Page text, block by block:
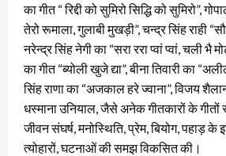
का गीत “ रिद्दी को सुमिरो सिद्धि को सुमिरो”,
तेरो रूमाला, गुलाबी मुखड़ी”, चन्द्र सिंह राही
नरेन्द्र सिंह नेगी का “सरा ररा प्वां प्वां, चली भै
का गीत “ब्योली खुजे द्या”, बीना तिवारी का
सिंह राणा का “अजकाल हरे ज्वाना”, विजय
धस्माना उनियाल, जैसे अनेक गीतकारों के
जीवन संघर्ष, मनोस्थिति, प्रेम, बियोग, पहाड़ के
त्योहारों, घटनाओं की समझ विकसित की।